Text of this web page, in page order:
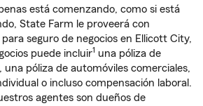
está comenzando, como si está
State Farm le proveerá con
seguro de negocios en Ellicott City,
puede incluir1 una póliza de
una póliza de automóviles comerciales,
o incluso compensación laboral.
agentes son dueños de